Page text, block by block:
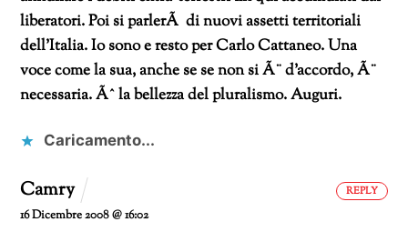
liberatori. Poi si parlerÃ di nuovi assetti territoriali
dell’Italia. Io sono e resto per Carlo Cattaneo.Una
voce come la sua, anche se se non si Ã¨ d’accordo, Ã¨
necessaria. Ãˆ la bellezza del pluralismo. Auguri.
Caricamento...
Camry
16 Dicembre 2008 @ 16:02
REPLY